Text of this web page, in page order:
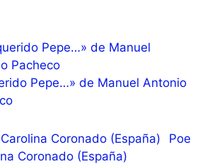
Pepe…» de Manuel Antonio
Poe
Coronado (España)